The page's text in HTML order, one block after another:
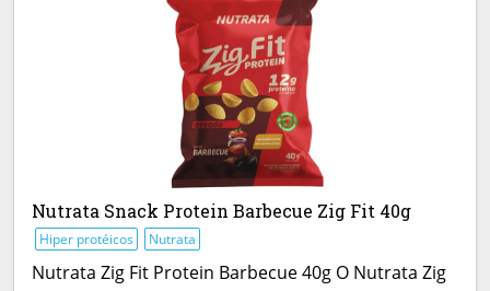
Nutrata Snack Protein Barbecue Zig Fit 40g
Hiper protéicos Nutrata
Nutrata Zig Fit Protein Barbecue 40g O Nutrata Zig